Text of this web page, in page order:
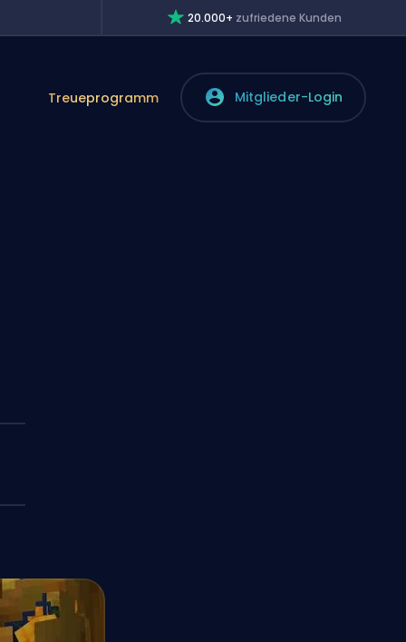
20.000+ zufriedene Kunden
Treueprogramm Mitglieder-Login